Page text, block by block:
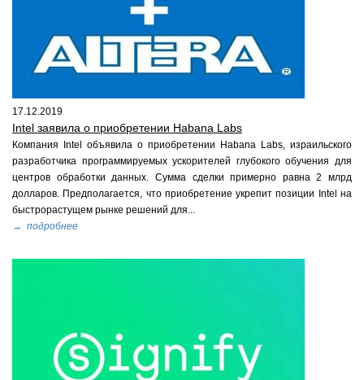
17.12.2019
Intel заявила о приобретении Habana Labs
Компания Intel объявила о приобретении Habana Labs, израильского
разработчика программируемых ускорителей глубокого обучения для
центров обработки данных. Сумма сделки примерно равна 2 млрд
долларов. Предполагается, что приобретение укрепит позиции Intel на
быстрорастущем рынке решений для...
→ подробнее